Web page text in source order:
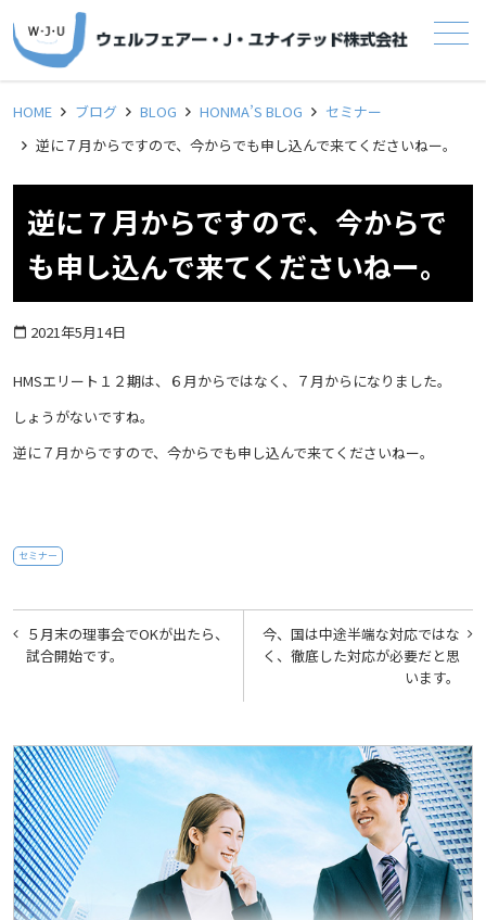
メニュー
HOME ブログ BLOG HONMA’S BLOG
セミナー
逆に７月からですので、今からでも申し込んで来てくださいねー。
逆に７月からですので、今からで
も申し込んで来てくださいねー。
calendar_today 2021年5月14日
HMSエリート１２期は、６月からではなく、７月からになりました。
しょうがないですね。
逆に７月からですので、今からでも申し込んで来てくださいねー。
セミナー
投
稿
ゲ
ー
シ
ョ
ン
今、国は中途半端な対応ではな
く、徹底した対応が必要だと思
います。
５月末の理事会でOKが出たら、
試合開始です。